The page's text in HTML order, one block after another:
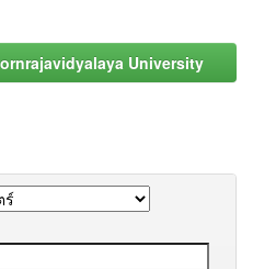
University